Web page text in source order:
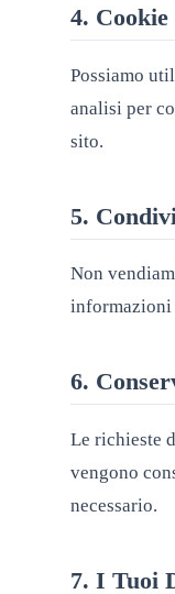
4.
Possiamo
analisi per
sito.
5.
Non
informazioni
6.
Le richieste
vengono
necessario.
7. I Tuoi